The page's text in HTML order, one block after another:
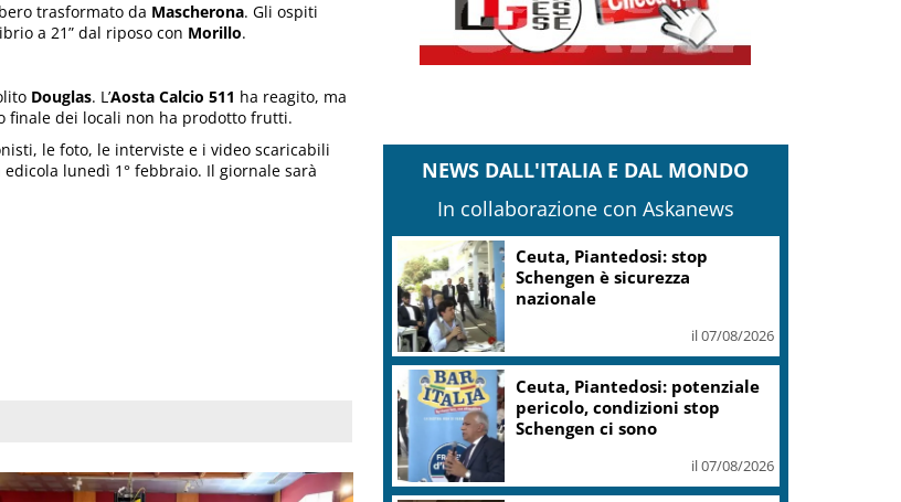
trasformato da Mascherona. Gli ospiti
a 21” dal riposo con Morillo.
Douglas. L’Aosta Calcio 511 ha reagito, ma
finale dei locali non ha prodotto frutti.
le foto, le interviste e i video scaricabili
edicola lunedì 1° febbraio. Il giornale sarà
NEWS DALL'ITALIA E DAL MONDO
In collaborazione con Askanews
Ceuta, Piantedosi: stop
Schengen è sicurezza
nazionale
il 07/08/2026
Ceuta, Piantedosi: potenziale
pericolo, condizioni stop
Schengen ci sono
il 07/08/2026